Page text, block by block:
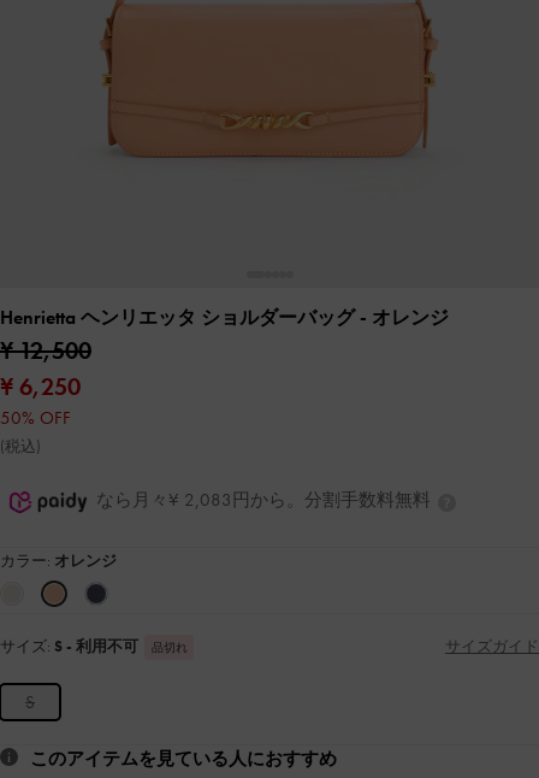
Henrietta ヘンリエッタ ショルダーバッグ- オレンジ
¥ 12,500
¥ 6,250
50% OFF
(税込)
なら月々¥ 2,083円から。分割手数料無料
カラー: オレンジ
サイズ: S - 利用不可 品切れ サイズガイド
S
このアイテムを見ている人におすすめ